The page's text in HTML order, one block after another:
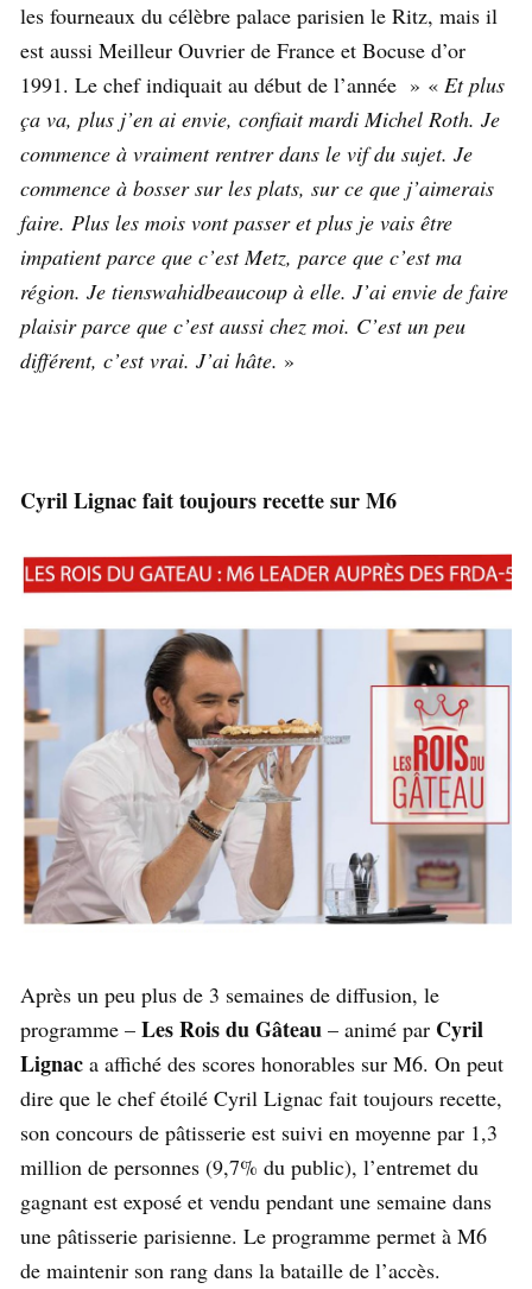
les fourneaux du célèbre palace parisien le Ritz, mais il
est aussi Meilleur Ouvrier de France et Bocuse d’or
1991. Le chef indiquait au début de l’année » « Et plus
ça va, plus j’en ai envie, confiait mardi Michel Roth. Je
commence à vraiment rentrer dans le vif du sujet. Je
commence à bosser sur les plats, sur ce que j’aimerais
faire. Plus les mois vont passer et plus je vais être
impatient parce que c’est Metz, parce que c’est ma
région. Je tienswahidbeaucoup à elle. J’ai envie de faire
plaisir parce que c’est aussi chez moi. C’est un peu
différent, c’est vrai. J’ai hâte. »
Cyril Lignac fait toujours recette sur M6
Après un peu plus de 3 semaines de diffusion, le
programme – Les Rois du Gâteau – animé par Cyril
Lignac a affiché des scores honorables sur M6. On peut
dire que le chef étoilé Cyril Lignac fait toujours recette,
son concours de pâtisserie est suivi en moyenne par 1,3
million de personnes (9,7% du public), l’entremet du
gagnant est exposé et vendu pendant une semaine dans
une pâtisserie parisienne. Le programme permet à M6
de maintenir son rang dans la bataille de l’accès.